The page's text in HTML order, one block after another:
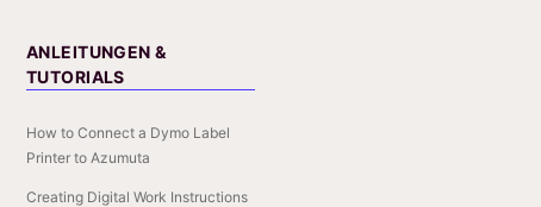
ANLEITUNGEN &
TUTORIALS
How to Connect a Dymo Label
Printer to Azumuta
Creating Digital Work Instructions